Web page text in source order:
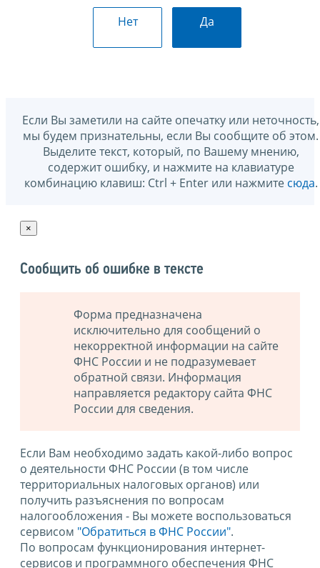
Нет Да
Если Вы заметили на сайте опечатку или неточность,
мы будем признательны, если Вы сообщите об этом.
Выделите текст, который, по Вашему мнению,
содержит ошибку, и нажмите на клавиатуре
комбинацию клавиш: Ctrl + Enter или нажмите сюда.
×
Сообщить об ошибке в тексте
Форма предназначена
исключительно для сообщений о
некорректной информации на сайте
ФНС России и не подразумевает
обратной связи. Информация
направляется редактору сайта ФНС
России для сведения.
Если Вам необходимо задать какой-либо вопрос
о деятельности ФНС России (в том числе
территориальных налоговых органов) или
получить разъяснения по вопросам
налогообложения - Вы можете воспользоваться
сервисом "Обратиться в ФНС России".
По вопросам функционирования интернет-
сервисов и программного обеспечения ФНС